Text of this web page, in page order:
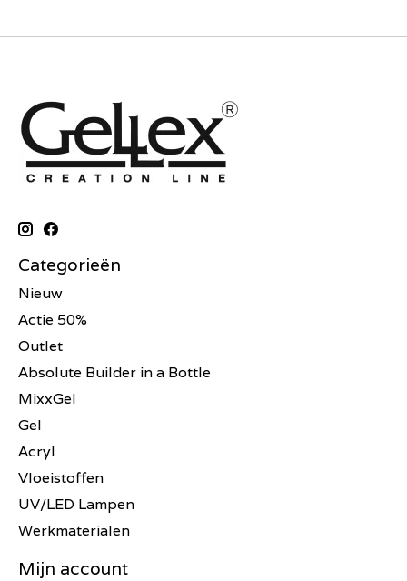
Categorieën
Nieuw
Actie 50%
Outlet
Absolute Builder in a Bottle
MixxGel
Gel
Acryl
Vloeistoffen
UV/LED Lampen
Werkmaterialen
Mijn account